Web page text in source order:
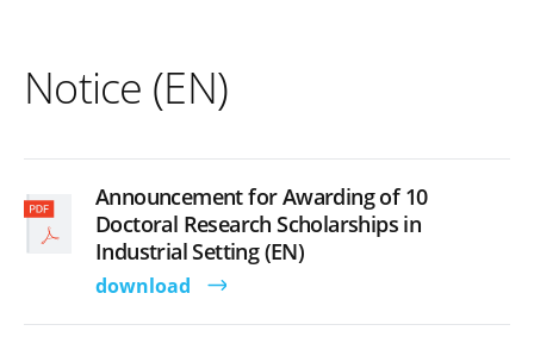
Notice (EN)
Announcement for Awarding of 10
Doctoral Research Scholarships in
Industrial Setting (EN)
download